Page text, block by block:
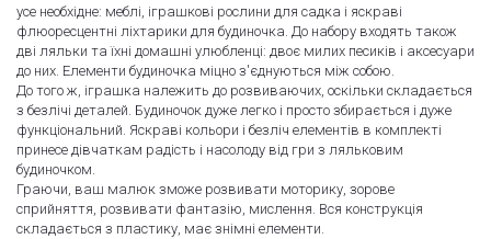
усе необхідне: меблі, іграшкові рослини для садка і яскраві
флюоресцентні ліхтарики для будиночка. До набору входять також
дві ляльки та їхні домашні улюбленці: двоє милих песиків і аксесуари
до них. Елементи будиночка міцно з'єднуються між собою.
До того ж, іграшка належить до розвиваючих, оскільки складається
з безлічі деталей. Будиночок дуже легко і просто збирається і дуже
функціональний. Яскраві кольори і безліч елементів в комплекті
принесе дівчаткам радість і насолоду від гри з ляльковим
будиночком.
Граючи, ваш малюк зможе розвивати моторику, зорове
сприйняття, розвивати фантазію, мислення. Вся конструкція
складається з пластику, має знімні елементи.